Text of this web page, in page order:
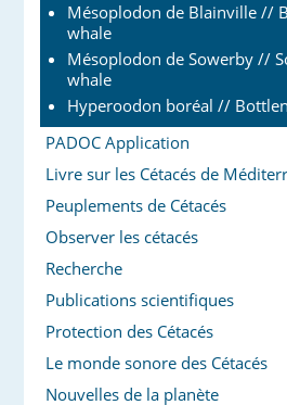
Mésoplodon de Blainville //
whale
Mésoplodon de Sowerby //
whale
Hyperoodon boréal //
PADOC Application
Livre sur les Cétacés de
Peuplements de Cétacés
Observer les cétacés
Recherche
Publications scientifiques
Protection des Cétacés
Le monde sonore des Cétacés
Nouvelles de la planète